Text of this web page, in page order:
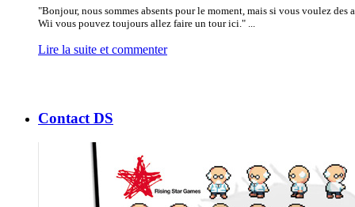
"Bonjour, nous sommes absents pour le moment, mais si vous voulez des
Wii vous pouvez toujours allez faire un tour ici." ...
Lire la suite et commenter
Contact DS